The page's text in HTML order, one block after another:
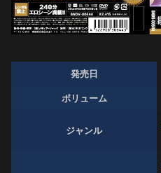
発売日
ボリューム
ジャンル